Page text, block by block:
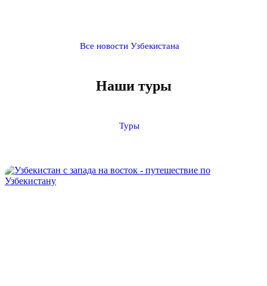
Все новости Узбекистана
Наши туры
Туры